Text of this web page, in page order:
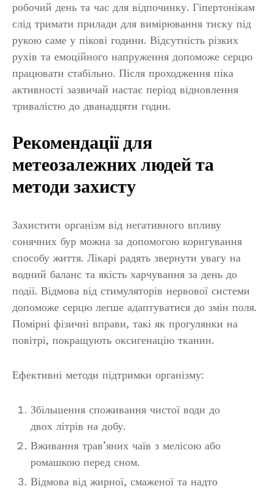
робочий день та час для відпочинку. Гіпертонікам
слід тримати прилади для вимірювання тиску під
рукою саме у пікові години. Відсутність різких
рухів та емоційного напруження допоможе серцю
працювати стабільно. Після проходження піка
активності зазвичай настає період відновлення
тривалістю до дванадцяти годин.
Рекомендації для
метеозалежних людей та
методи захисту
Захистити організм від негативного впливу
сонячних бур можна за допомогою коригування
способу життя. Лікарі радять звернути увагу на
водний баланс та якість харчування за день до
події. Відмова від стимуляторів нервової системи
допоможе серцю легше адаптуватися до змін поля.
Помірні фізичні вправи, такі як прогулянки на
повітрі, покращують оксигенацію тканин.
Ефективні методи підтримки організму:
Збільшення споживання чистої води до
двох літрів на добу.
Вживання трав’яних чаїв з мелісою або
ромашкою перед сном.
Відмова від жирної, смаженої та надто